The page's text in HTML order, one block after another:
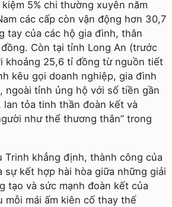
5% chi thường xuyên năm
các cấp còn vận động hơn 30,7
tay của các hộ gia đình, thân
Còn tại tỉnh Long An (trước
khoảng 25,6 tỉ đồng từ nguồn tiết
kêu gọi doanh nghiệp, gia đình
ngoài tỉnh ủng hộ với số tiền gần
lan tỏa tinh thần đoàn kết và
như thể thương thân” trong
Trinh khẳng định, thành công của
sự kết hợp hài hòa giữa những giải
tạo và sức mạnh đoàn kết của
mỗi mái ấm kiên cố thay thế